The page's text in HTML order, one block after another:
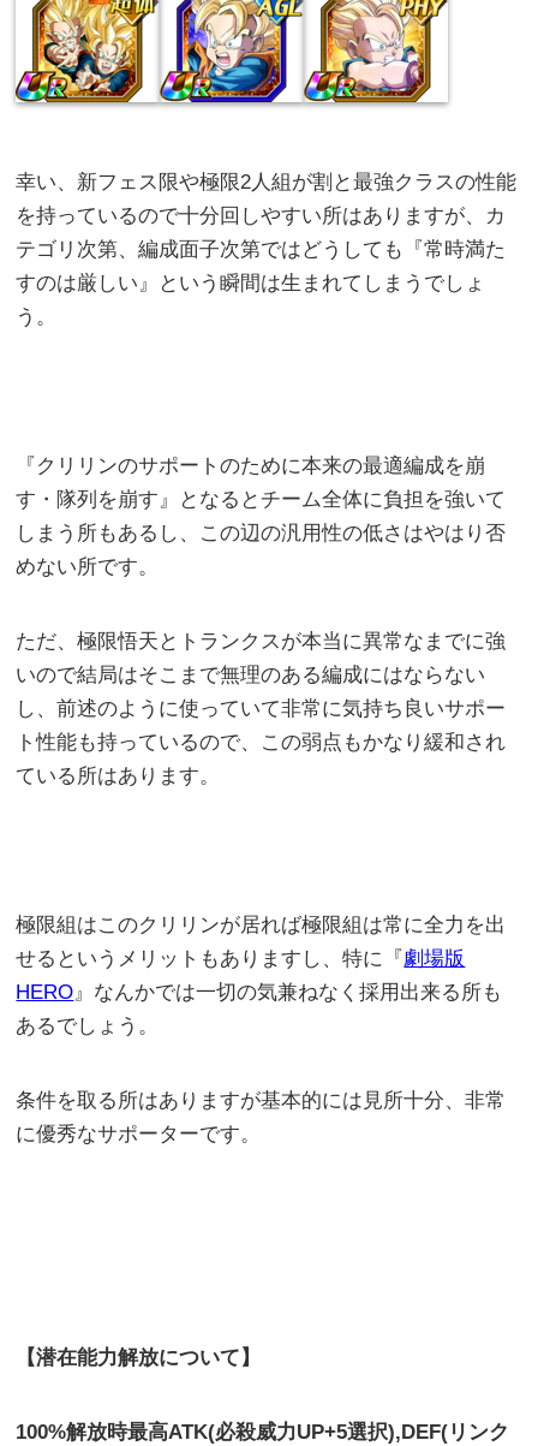
幸い、新フェス限や極限2人組が割と最強クラスの性能
を持っているので十分回しやすい所はありますが、カ
テゴリ次第、編成面子次第ではどうしても『常時満た
すのは厳しい』という瞬間は生まれてしまうでしょ
う。
『クリリンのサポートのために本来の最適編成を崩
す・隊列を崩す』となるとチーム全体に負担を強いて
しまう所もあるし、この辺の汎用性の低さはやはり否
めない所です。
ただ、極限悟天とトランクスが本当に異常なまでに強
いので結局はそこまで無理のある編成にはならない
し、前述のように使っていて非常に気持ち良いサポー
ト性能も持っているので、この弱点もかなり緩和され
ている所はあります。
極限組はこのクリリンが居れば極限組は常に全力を出
せるというメリットもありますし、特に『劇場版
HERO 』なんかでは一切の気兼ねなく採用出来る所も
あるでしょう。
条件を取る所はありますが基本的には見所十分、非常
に優秀なサポーターです。
【潜在能力解放について】
100%解放時最高ATK(必殺威力UP+5選択),DEF(リンク